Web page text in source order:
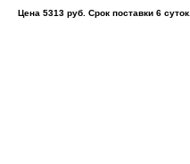
Цена 5313 руб. Срок поставки 6 суток.